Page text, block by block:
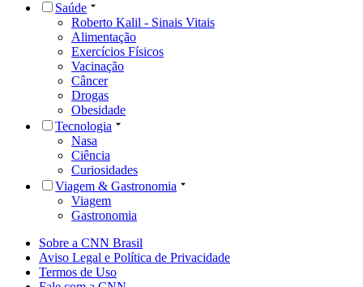
Saúde
Roberto Kalil - Sinais Vitais
Alimentação
Exercícios Físicos
Vacinação
Câncer
Drogas
Obesidade
Tecnologia
Nasa
Ciência
Curiosidades
Viagem & Gastronomia
Viagem
Gastronomia
Sobre a CNN Brasil
Aviso Legal e Política de Privacidade
Termos de Uso